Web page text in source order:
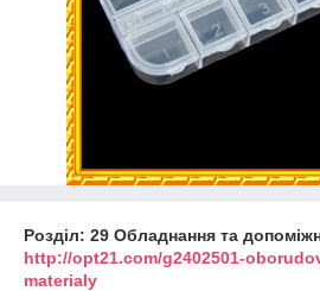
Розділ: 29 Обладнання та
http://opt21.com/g2402501-
materialy